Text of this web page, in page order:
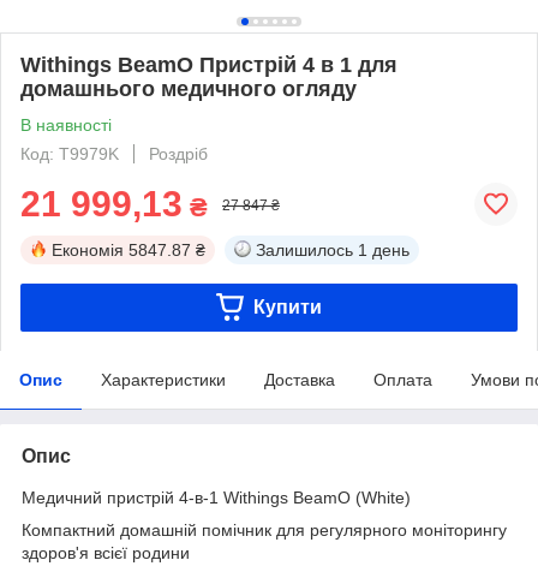
Withings BeamO Пристрій 4 в 1 для
домашнього медичного огляду
В наявності
Код: T9979K
Роздріб
21 999,13 ₴ 27 847 ₴
Економія 5847.87 ₴ Залишилось 1 день
Купити
Опис Характеристики Доставка Оплата Умови
Опис
Медичний пристрій 4-в-1 Withings BeamO (White)
Компактний домашній помічник для регулярного моніторингу
здоров'я всієї родини